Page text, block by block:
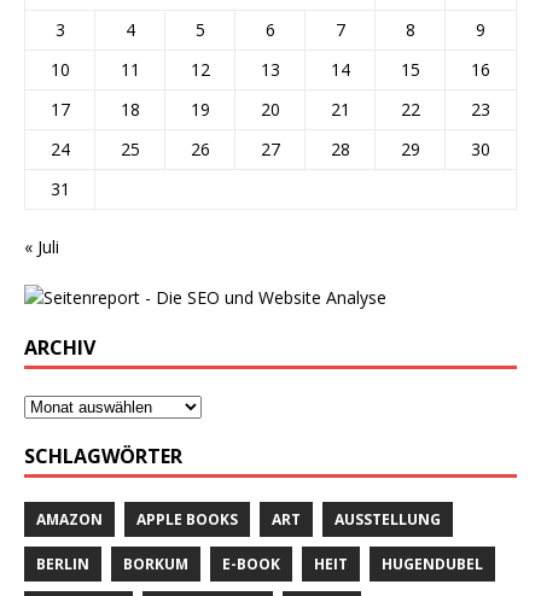
3
4 5 6 7 8
9
10
11 12 13 14 15
16
17
18 19 20 21 22
23
24
25 26 27 28 29
30
31
« Juli
ARCHIV
SCHLAGWÖRTER
AMAZON APPLE BOOKS ART AUSSTELLUNG
BERLIN BORKUM E-BOOK HEIT HUGENDUBEL